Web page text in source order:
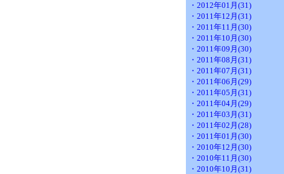
・2012年01月(31)
・2011年12月(31)
・2011年11月(30)
・2011年10月(30)
・2011年09月(30)
・2011年08月(31)
・2011年07月(31)
・2011年06月(29)
・2011年05月(31)
・2011年04月(29)
・2011年03月(31)
・2011年02月(28)
・2011年01月(30)
・2010年12月(30)
・2010年11月(30)
・2010年10月(31)